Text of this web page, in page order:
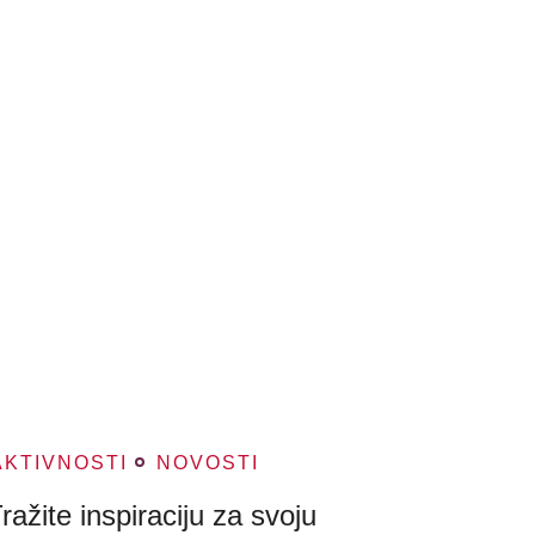
NOVOSTI
inspiraciju za svoju